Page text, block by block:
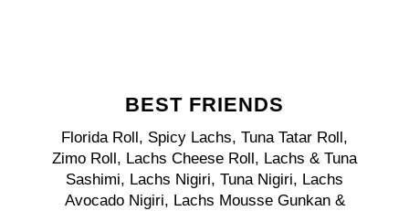
BEST FRIENDS
Florida Roll, Spicy Lachs, Tuna Tatar Roll,
Zimo Roll, Lachs Cheese Roll, Lachs & Tuna
Sashimi, Lachs Nigiri, Tuna Nigiri, Lachs
Avocado Nigiri, Lachs Mousse Gunkan &